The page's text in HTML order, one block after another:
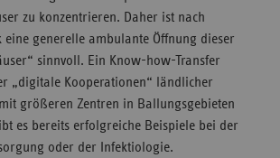
zu konzentrieren. Daher ist nach
eine generelle ambulante Öffnung dieser
sinnvoll. Ein Know-how-Transfer
„digitale Kooperationen“ ländlicher
größeren Zentren in Ballungsgebieten
es bereits erfolgreiche Beispiele bei der
oder der Infektiologie.